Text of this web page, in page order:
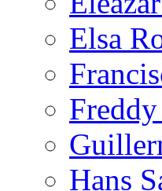
Elsa
Hans